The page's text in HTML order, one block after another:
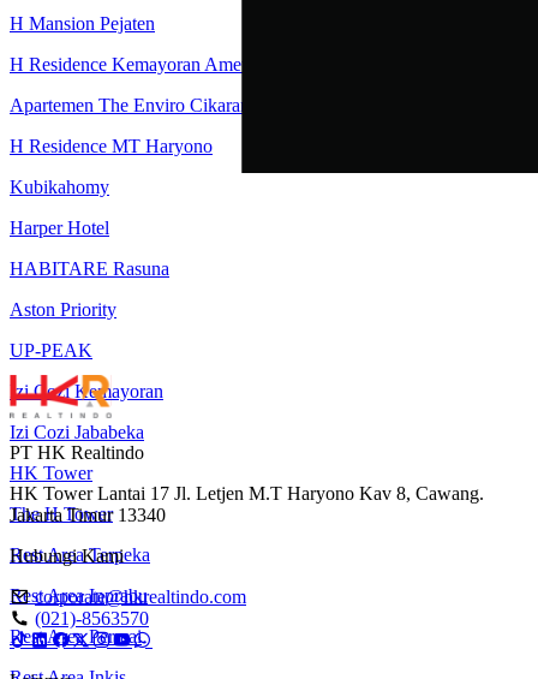
H Mansion Pejaten
H Residence Kemayoran Amethyst Tower
Apartemen The Enviro Cikarang
H Residence MT Haryono
Kubikahomy
Harper Hotel
HABITARE Rasuna
Aston Priority
UP-PEAK
Izi Cozi Kemayoran
Izi Cozi Jababeka
HK Tower
The H Tower
Rest Area Terpeka
Rest Area Inprabu
Rest Area Permai
PT HK Realtindo
HK Tower Lantai 17 Jl. Letjen M.T Haryono Kav 8, Cawang.
Jakarta Timur 13340
Hubungi Kami
corporate@hkrealtindo.com
(021)-8563570